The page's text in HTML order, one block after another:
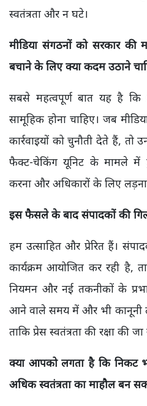
स्वतंत्रता और न घटे।
मीडिया संगठनों को सरकार की
बचाने के लिए क्या कदम उठाने
सबसे महत्वपूर्ण बात यह है कि
सामूहिक होना चाहिए। जब
कार्रवाइयों को चुनौती देते हैं,
फैक्ट-चेकिंग यूनिट के मामले
करना और अधिकारों के लिए
इस फैसले के बाद संपादकों की
हम उत्साहित और प्रेरित हैं।
कार्यक्रम आयोजित कर रही है,
नियमन और नई तकनीकों के
आने वाले समय में और भी कानूनी
ताकि प्रेस स्वतंत्रता की रक्षा की
क्या आपको लगता है कि निकट
अधिक स्वतंत्रता का माहौल बन